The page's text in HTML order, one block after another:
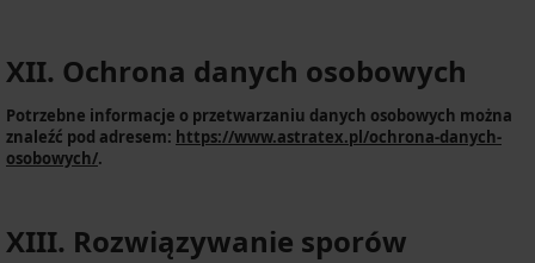
XII. Ochrona danych osobowych
Potrzebne informacje o przetwarzaniu danych osobowych można
znaleźć pod adresem: https://www.astratex.pl/ochrona-danych-
osobowych/.
XIII. Rozwiązywanie sporów